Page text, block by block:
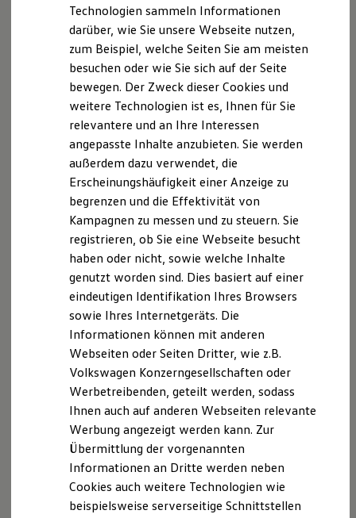
Nachhaltigkeit
Technologie
Kosten und Kauf
Verbrauchskosten
Kaufoptionen
E-Auto-Förderung
Software und Konnektivität
Die ID. Software 6
ID. Software Versionen und Updates
Digitale Extras
Schnittstellen zu Ihrem ID.
Marke und Erlebnis
Volkswagen R und R Experience
R-Modelle
R Experience
Driving Experience
Volkswagen entdecken
Werkbesichtigung
Lifestyle Shop
T-Roc Kollektion
Golf Kollektion
Volkswagen Kollektion
R-Kollektion
GTI Kollektion
Fußball Drop
we drive football
#wedriveproud
Besitzer und Service
myVolkswagen
Software Updates
Service und Ersatzteile
Inspektion und HU/AU
Ab 27.995,00 € inkl. MwSt.
Die Ausstattungslinie Trend ist voraussichtlich ab
Mitte Oktober 2026 bestellbar.
ID. Cross konfigurieren
Technologien sammeln Informationen
darüber, wie Sie unsere Webseite nutzen,
zum Beispiel, welche Seiten Sie am meisten
besuchen oder wie Sie sich auf der Seite
bewegen. Der Zweck dieser Cookies und
weitere Technologien ist es, Ihnen für Sie
relevantere und an Ihre Interessen
angepasste Inhalte anzubieten. Sie werden
außerdem dazu verwendet, die
Erscheinungshäufigkeit einer Anzeige zu
begrenzen und die Effektivität von
Kampagnen zu messen und zu steuern. Sie
registrieren, ob Sie eine Webseite besucht
haben oder nicht, sowie welche Inhalte
genutzt worden sind. Dies basiert auf einer
eindeutigen Identifikation Ihres Browsers
sowie Ihres Internetgeräts. Die
Informationen können mit anderen
Webseiten oder Seiten Dritter, wie z.B.
Volkswagen Konzerngesellschaften oder
Werbetreibenden, geteilt werden, sodass
Ihnen auch auf anderen Webseiten relevante
Werbung angezeigt werden kann. Zur
Übermittlung der vorgenannten
Informationen an Dritte werden neben
Cookies auch weitere Technologien wie
beispielsweise serverseitige Schnittstellen